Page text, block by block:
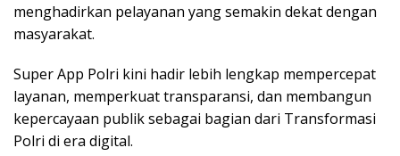
menghadirkan pelayanan yang semakin dekat dengan
masyarakat.
Super App Polri kini hadir lebih lengkap mempercepat
layanan, memperkuat transparansi, dan membangun
kepercayaan publik sebagai bagian dari Transformasi
Polri di era digital.